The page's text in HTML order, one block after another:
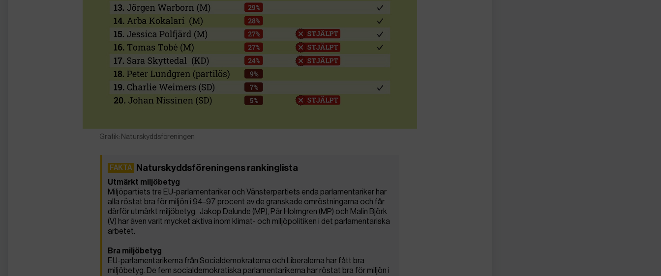
Grafik: Naturskyddsföreningen
Naturskyddsföreningens rankinglista
Utmärkt miljöbetyg
Miljöpartiets tre EU-parlamentariker och Vänsterpartiets enda parlamentariker har
alla röstat bra för miljön i 94–97 procent av de granskade omröstningarna och får
därför utmärkt miljöbetyg. Jakop Dalunde (MP), Pär Holmgren (MP) och Malin Björk
(V) har även varit mycket aktiva inom klimat- och miljöpolitiken i det parlamentariska
arbetet.
Bra miljöbetyg
EU-parlamentarikerna från Socialdemokraterna och Liberalerna har fått bra
miljöbetyg. De fem socialdemokratiska parlamentarikerna har röstat bra för miljön i